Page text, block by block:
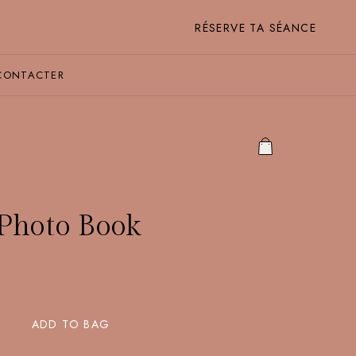
RÉSERVE TA SÉANCE
Book
ADD TO BAG